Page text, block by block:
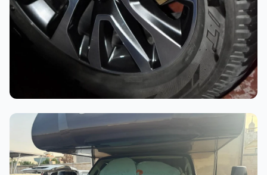
أثناء العمل